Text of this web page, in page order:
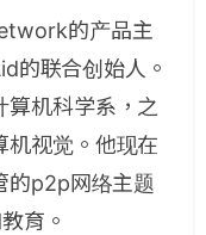
的产品主
的联合创始人。
机科学系，之
机视觉。他现在
的p2p网络主题
育。